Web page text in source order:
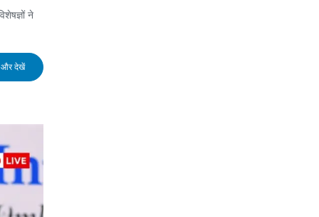
ने
और देखें